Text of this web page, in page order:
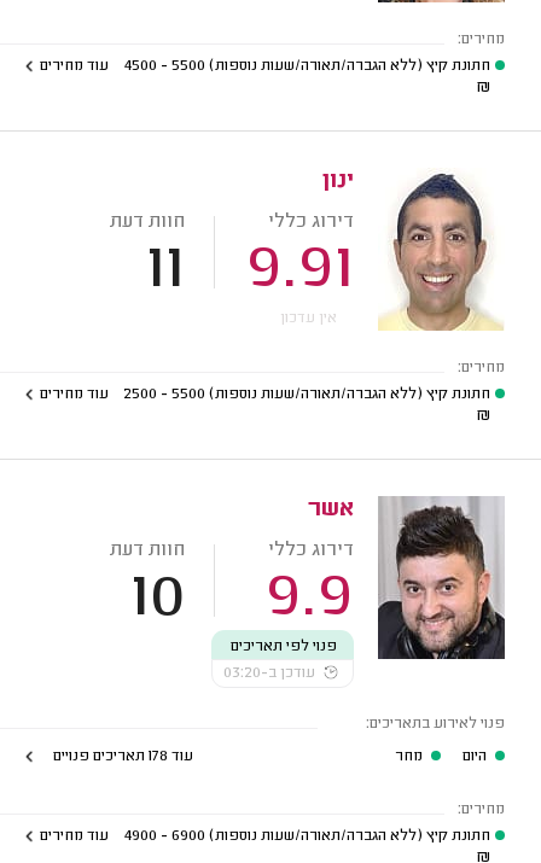
מחירים:
חתונת קיץ (ללא הגברה/תאורה/שעות נוספות) 5500 - 4500
₪
עוד מחירים
ינון
דירוג כללי
9.91
חוות דעת
11
אין עדכון
מחירים:
חתונת קיץ (ללא הגברה/תאורה/שעות נוספות) 5500 - 2500
₪
עוד מחירים
אשר
דירוג כללי
9.9
חוות דעת
10
פנוי לפי תאריכים
עודכן ב-03:20
פנוי לאירוע בתאריכים:
היום
מחר עוד 178 תאריכים פנויים
מחירים:
חתונת קיץ (ללא הגברה/תאורה/שעות נוספות) 6900 - 4900
₪
עוד מחירים